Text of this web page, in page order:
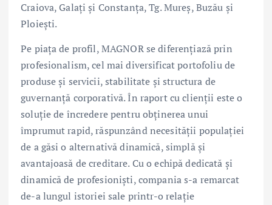
Craiova, Galaţi şi Constanţa, Tg. Mureş, Buzău și
Ploieşti.
Pe piața de profil, MAGNOR se diferențiază prin
profesionalism, cel mai diversificat portofoliu de
produse și servicii, stabilitate și structura de
guvernanță corporativă. În raport cu clienții este o
soluţie de încredere pentru obţinerea unui
împrumut rapid, răspunzând necesității populației
de a găsi o alternativă dinamică, simplă și
avantajoasă de creditare. Cu o echipă dedicată și
dinamică de profesioniști, compania s-a remarcat
de-a lungul istoriei sale printr-o relație